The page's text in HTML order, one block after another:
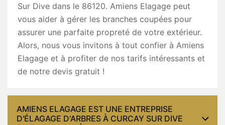
Sur Dive dans le 86120. Amiens Elagage peut
vous aider à gérer les branches coupées pour
assurer une parfaite propreté de votre extérieur.
Alors, nous vous invitons à tout confier à Amiens
Elagage et à profiter de nos tarifs intéressants et
de notre devis gratuit !
AMIENS ELAGAGE EST UNE ENTREPRISE
D'ÉLAGAGE D'ARBRES À CURCAY SUR DIVE